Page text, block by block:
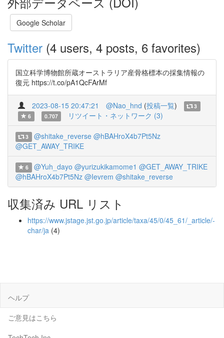
Google Scholar
Twitter (4 users, 4 posts, 6 favorites)
国立科学博物館所蔵オーストラリア産骨格標本の採集情報の
復元 https://t.co/pA1QcFArMf
2023-08-15 20:47:21 @Nao_hnd (投稿一覧)
3
6
0.707 リツイート・ネットワーク (3)
3 @shitake_reverse @hBAHroX4b7Pt5Nz
@GET_AWAY_TRIKE
6 @Yuh_dayo @yurizukikamome1 @GET_AWAY_TRIKE
@hBAHroX4b7Pt5Nz @Ievrem @shitake_reverse
収集済み URL リスト
https://www.jstage.jst.go.jp/article/taxa/45/0/45_61/_article/-
char/ja (4)
ヘルプ
ご意見はこちら